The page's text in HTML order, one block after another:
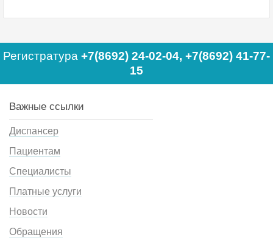
Регистратура +7(8692) 24-02-04, +7(8692) 41-77-
15
Важные ссылки
Диспансер
Пациентам
Специалисты
Платные услуги
Новости
Обращения